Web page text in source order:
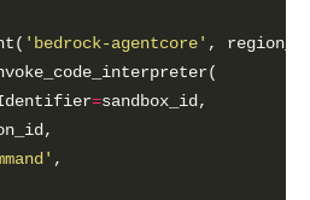
'bedrock-agentcore' ,
=